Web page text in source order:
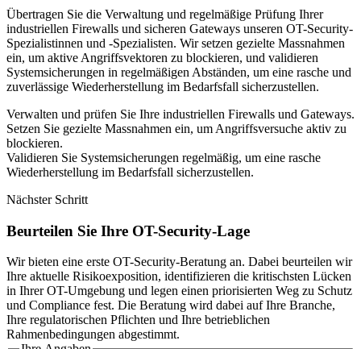
Übertragen Sie die Verwaltung und regelmäßige Prüfung Ihrer
industriellen Firewalls und sicheren Gateways unseren OT-Security-
Spezialistinnen und -Spezialisten. Wir setzen gezielte Massnahmen
ein, um aktive Angriffsvektoren zu blockieren, und validieren
Systemsicherungen in regelmäßigen Abständen, um eine rasche und
zuverlässige Wiederherstellung im Bedarfsfall sicherzustellen.
Verwalten und prüfen Sie Ihre industriellen Firewalls und Gateways.
Setzen Sie gezielte Massnahmen ein, um Angriffsversuche aktiv zu
blockieren.
Validieren Sie Systemsicherungen regelmäßig, um eine rasche
Wiederherstellung im Bedarfsfall sicherzustellen.
Nächster Schritt
Beurteilen Sie Ihre OT-Security-Lage
Wir bieten eine erste OT-Security-Beratung an. Dabei beurteilen wir
Ihre aktuelle Risikoexposition, identifizieren die kritischsten Lücken
in Ihrer OT-Umgebung und legen einen priorisierten Weg zu Schutz
und Compliance fest. Die Beratung wird dabei auf Ihre Branche,
Ihre regulatorischen Pflichten und Ihre betrieblichen
Rahmenbedingungen abgestimmt.